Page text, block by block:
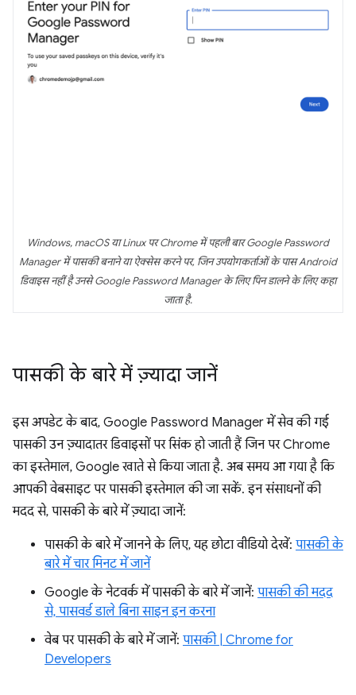
Windows, macOS या Linux पर Chrome में पहली बार Google Password
Manager में पासकी बनाने या ऐक्सेस करने पर, जिन उपयोगकर्ताओं के पास Android
डिवाइस नहीं है उनसे Google Password Manager के लिए पिन डालने के लिए कहा
जाता है.
पासकी के बारे में ज़्यादा जानें
इस अपडेट के बाद, Google Password Manager में सेव की गई
पासकी उन ज़्यादातर डिवाइसों पर सिंक हो जाती हैं जिन पर Chrome
का इस्तेमाल, Google खाते से किया जाता है. अब समय आ गया है कि
आपकी वेबसाइट पर पासकी इस्तेमाल की जा सकें. इन संसाधनों की
मदद से, पासकी के बारे में ज़्यादा जानें:
पासकी के बारे में जानने के लिए, यह छोटा वीडियो देखें: पासकी के
बारे में चार मिनट में जानें
Google के नेटवर्क में पासकी के बारे में जानें: पासकी की मदद
से, पासवर्ड डाले बिना साइन इन करना
वेब पर पासकी के बारे में जानें: पासकी | Chrome for
Developers